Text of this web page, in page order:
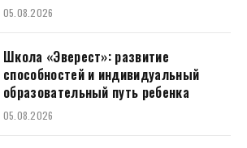
05.08.2026
Школа «Эверест»: развитие
способностей и индивидуальный
образовательный путь ребенка
05.08.2026